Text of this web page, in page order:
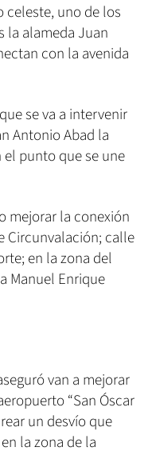
celeste, uno de los
la alameda Juan
con la avenida
se va a intervenir
Antonio Abad la
punto que se une
mejorar la conexión
Circunvalación; calle
en la zona del
Manuel Enrique
van a mejorar
“San Óscar
un desvío que
la zona de la